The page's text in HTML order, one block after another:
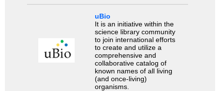
uBio
It is an initiative within the
science library community
to join international efforts
to create and utilize a
comprehensive and
collaborative catalog of
known names of all living
(and once-living)
organisms.